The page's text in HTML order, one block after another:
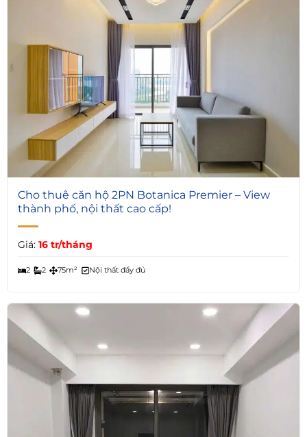
7
Cho thuê căn hộ 2PN Botanica Premier – View
thành phố, nội thất cao cấp!
Giá: 16 tr/tháng
2 2 75m² Nội thất đầy đủ